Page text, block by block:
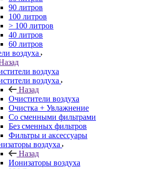
90 литров
100 литров
> 100 литров
40 литров
60 литров
воздуха
воздуха
воздуха
Назад
Очистители воздуха
Очистка + Увлажнение
Cо сменными фильтрами
Без сменных фильтров
Фильтры и аксессуары
воздуха
Назад
Ионизаторы воздуха